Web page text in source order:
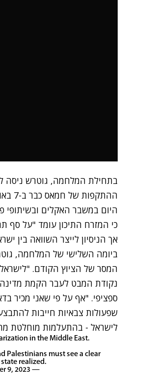
בתחילת המלחמה, גוטרש ניסה
היום במשבר האקלים ובשיתופי
כי המזרח התיכון עומד "על סף
אך הניסיון לייצר השוואה בין
ביומה השלישי של המלחמה,
המסר של הציוץ הקודם.
נקודת המבט לעבר הקמת
ספציפי. "אף על פי שאני מכיר
שפעולות צבאיות חייבות
לישראל - בהתעלמות מוחלטת
in the Middle East.
Palestinians must see a clear
realized.
— António Guterres (@antonioguterres)
9, 2023